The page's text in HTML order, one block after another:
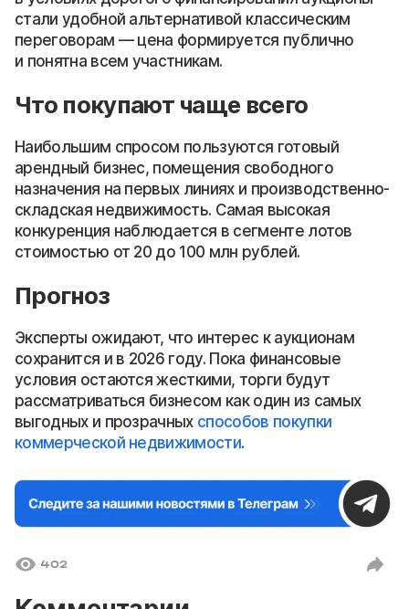
стали удобной альтернативой классическим
переговорам — цена формируется публично
и понятна всем участникам.
Что покупают чаще всего
Наибольшим спросом пользуются готовый
арендный бизнес, помещения свободного
назначения на первых линиях и производственно-
складская недвижимость. Самая высокая
конкуренция наблюдается в сегменте лотов
стоимостью от 20 до 100 млн рублей.
Прогноз
Эксперты ожидают, что интерес к аукционам
сохранится и в 2026 году. Пока финансовые
условия остаются жесткими, торги будут
рассматриваться бизнесом как один из самых
выгодных и прозрачных способов покупки
коммерческой недвижимости.
402